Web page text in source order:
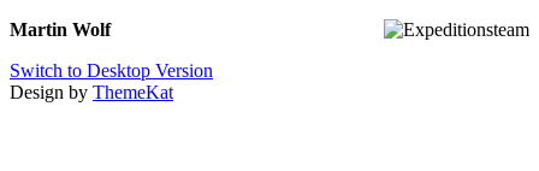
Martin Wolf
Switch to Desktop Version
Design by ThemeKat